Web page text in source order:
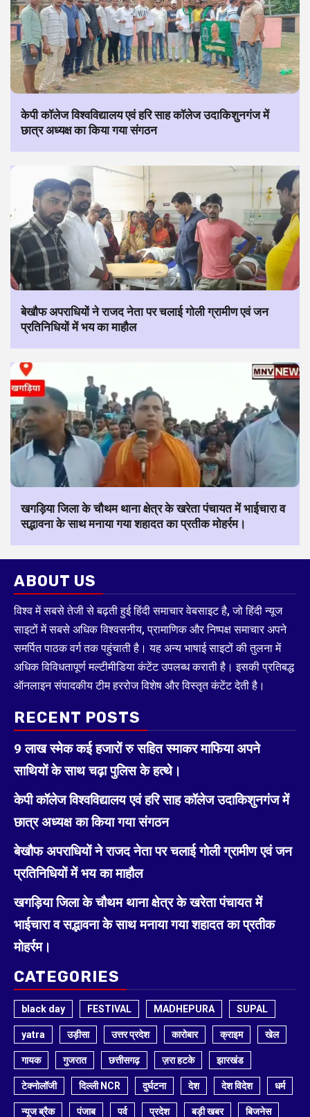
केपी कॉलेज विश्वविद्यालय एवं हरि साह कॉलेज उदाकिशुनगंज में
छात्र अध्यक्ष का किया गया संगठन
बेखौफ अपराधियों ने राजद नेता पर चलाई गोली ग्रामीण एवं जन
प्रतिनिधियों में भय का माहौल
खगड़िया जिला के चौथम थाना क्षेत्र के खरेता पंचायत में भाईचारा व
सद्भावना के साथ मनाया गया शहादत का प्रतीक मोहर्रम।
ABOUT US
विश्व में सबसे तेजी से बढ़ती हुई हिंदी समाचार वेबसाइट है, जो हिंदी न्यूज
साइटों में सबसे अधिक विश्वसनीय, प्रामाणिक और निष्पक्ष समाचार अपने
समर्पित पाठक वर्ग तक पहुंचाती है। यह अन्य भाषाई साइटों की तुलना में
अधिक विविधतापूर्ण मल्टीमीडिया कंटेंट उपलब्ध कराती है। इसकी प्रतिबद्ध
ऑनलाइन संपादकीय टीम हररोज विशेष और विस्तृत कंटेंट देती है।
RECENT POSTS
9 लाख स्मेक कई हजारों रु सहित स्माकर माफिया अपने
साथियों के साथ चढ़ा पुलिस के हत्थे।
केपी कॉलेज विश्वविद्यालय एवं हरि साह कॉलेज उदाकिशुनगंज में
छात्र अध्यक्ष का किया गया संगठन
बेखौफ अपराधियों ने राजद नेता पर चलाई गोली ग्रामीण एवं जन
प्रतिनिधियों में भय का माहौल
खगड़िया जिला के चौथम थाना क्षेत्र के खरेता पंचायत में
भाईचारा व सद्भावना के साथ मनाया गया शहादत का प्रतीक
मोहर्रम।
CATEGORIES
black day FESTIVAL MADHEPURA SUPAL
yatra उड़ीसा उत्तर प्रदेश कारोबार क्राइम खेल
गायक गुजरात छत्तीसगढ़ ज़रा हटके झारखंड
टेक्नोलॉजी दिल्ली NCR दुर्घटना देश देश विदेश धर्म
न्यूज ब्रैक पंजाब पर्व प्रदेश बड़ी खबर बिजनेस